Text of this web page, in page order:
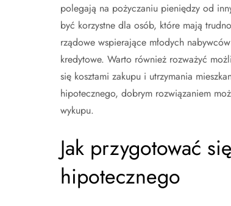
polegają na pożyczaniu pieniędzy od
być korzystne dla osób, które mają
rządowe wspierające młodych
kredytowe. Warto również rozważyć
się kosztami zakupu i utrzymania
hipotecznego, dobrym rozwiązaniem
wykupu.
Jak przygotować
hipotecznego